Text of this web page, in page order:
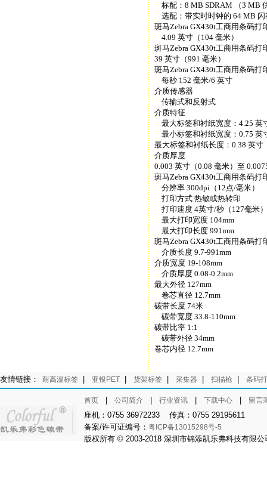
标配：8 MB SDRAM （3 MB
选配：带实时时钟的 64 MB
斑马Zebra GX430t工商用条码打
4.09 英寸（104 毫米）
斑马Zebra GX430t工商用条码打
39 英寸（991 毫米）
斑马Zebra GX430t工商用条码打
每秒 152 毫米/6 英寸
介质传感器
传输式和反射式
介质特征
最大标签和衬纸宽度：4.25 英
最小标签和衬纸宽度：0.75 英
最大标签和衬纸长度：0.38 英寸
介质厚度
0.003 英寸（0.08 毫米）至
斑马Zebra GX430t工商用条码打
分辨率 300dpi（12点/毫米）
打印方式 热敏或热转印
打印速度 4英寸/秒（127毫米）
最大打印宽度 104mm
最大打印长度 991mm
斑马Zebra GX430t工商用条码打
介质长度 9.7-991mm
介质宽度 19-108mm
介质厚度 0.08-0.2mm
最大外径 127mm
卷芯直径 12.7mm
碳带长度 74米
碳带宽度 33.8-110mm
碳带比率 1:1
碳带外径 34mm
卷芯内径 12.7mm
友情链接： 耐高温标签 亚银PET 货架标签 采集器 扫描枪 条码
首页 公司简介 行业资讯 下载中心 留言
座机：0755 36972233 传真：0755 29195611
备案/许可证编号： 粤ICP备13015298号-5
版权所有 © 2003-2018 深圳市锦添凯乐弗科技有限